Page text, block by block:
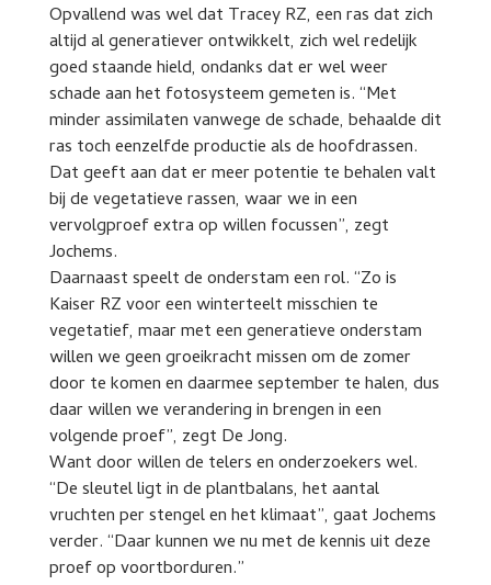
Opvallend was wel dat Tracey RZ, een ras dat zich
altijd al generatiever ontwikkelt, zich wel redelijk
goed staande hield, ondanks dat er wel weer
schade aan het fotosysteem gemeten is. “Met
minder assimilaten vanwege de schade, behaalde dit
ras toch eenzelfde productie als de hoofdrassen.
Dat geeft aan dat er meer potentie te behalen valt
bij de vegetatieve rassen, waar we in een
vervolgproef extra op willen focussen”, zegt
Jochems.
Daarnaast speelt de onderstam een rol. “Zo is
Kaiser RZ voor een winterteelt misschien te
vegetatief, maar met een generatieve onderstam
willen we geen groeikracht missen om de zomer
door te komen en daarmee september te halen, dus
daar willen we verandering in brengen in een
volgende proef”, zegt De Jong.
Want door willen de telers en onderzoekers wel.
“De sleutel ligt in de plantbalans, het aantal
vruchten per stengel en het klimaat”, gaat Jochems
verder. “Daar kunnen we nu met de kennis uit deze
proef op voortborduren.”